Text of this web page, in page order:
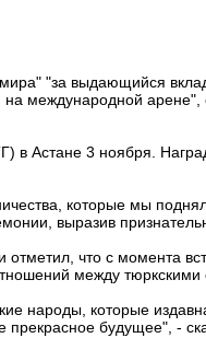
"за выдающийся
на международной
в Астане 3 ноября.
которые мы
выразив
отметил, что с момента
между тюркскими
народы, которые
прекрасное будущее", -